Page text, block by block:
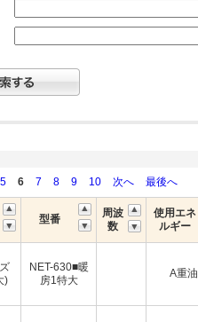
5 6 7 8 9 10 次へ 最後へ
型番
周波
数
使用エネ
ルギー
)
NET-630■暖
房1特大
A重油